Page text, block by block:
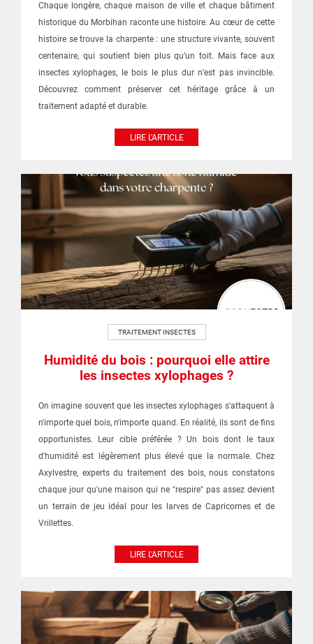
Chaque longère, chaque maison de ville et chaque bâtiment
historique du Morbihan raconte une histoire. Au cœur de cette
histoire se trouve la charpente : une structure vivante, souvent
centenaire, qui soutient bien plus qu’un toit. Mais face aux
insectes xylophages, le bois le plus dur n’est pas invincible.
Découvrez comment préserver cet héritage grâce à un
traitement adapté et durable.
LIRE L'ARTICLE
TRAITEMENT INSECTES
Humidité du bois : pourquoi elle attire
les insectes xylophages ?
On imagine souvent que les insectes xylophages s'attaquent à
n'importe quel bois, n'importe quand. En réalité, ils sont de fins
opportunistes. Leur cible préférée ? Un bois dont le taux
d'humidité est légèrement plus élevé que la normale. Chez
Axylvestre, experts du traitement des bois, nous constatons
chaque jour qu'une maison qui ne "respire" pas assez devient
un terrain de jeu idéal pour les larves de Capricornes et de
Vrillettes.
LIRE L'ARTICLE